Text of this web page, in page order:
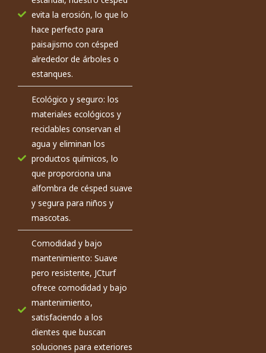
evita la erosión, lo que lo
hace perfecto para
paisajismo con césped
alrededor de árboles o
estanques.
Ecológico y seguro: los
materiales ecológicos y
reciclables conservan el
agua y eliminan los
productos químicos, lo
que proporciona una
alfombra de césped suave
y segura para niños y
mascotas.
Comodidad y bajo
mantenimiento: Suave
pero resistente, JCturf
ofrece comodidad y bajo
mantenimiento,
satisfaciendo a los
clientes que buscan
soluciones para exteriores